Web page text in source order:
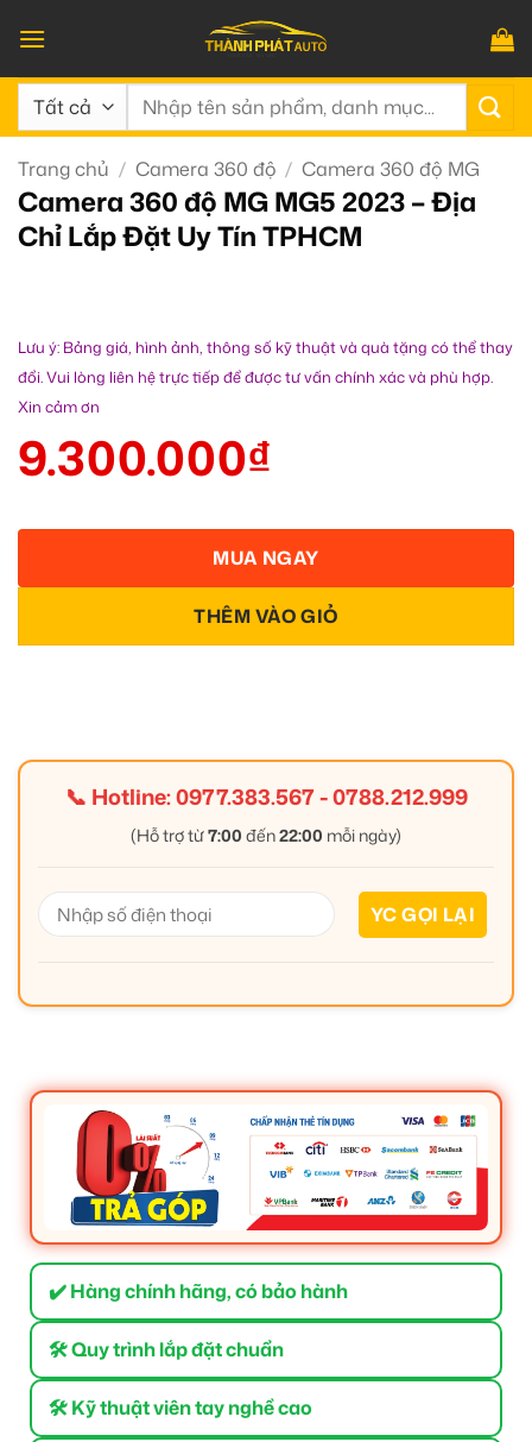
qua
nội
dung
Tìm
Trang chủ / Camera 360 độ / Camera 360 độ MG
Camera 360 độ MG MG5 2023 – Địa
Chỉ Lắp Đặt Uy Tín TPHCM
Lưu ý: Bảng giá, hình ảnh, thông số kỹ thuật và quà tặng có thể thay
đổi. Vui lòng liên hệ trực tiếp để được tư vấn chính xác và phù hợp.
Xin cảm ơn
9.300.000₫
THÊM VÀO GIỎ
MUA NGAY
📞 Hotline:0977.383.567-0788.212.999
(Hỗ trợ từ7:00 đến22:00 mỗi ngày)
✔️ Hàng chính hãng, có bảo hành
🛠 Quy trình lắp đặt chuẩn
🛠 Kỹ thuật viên tay nghề cao